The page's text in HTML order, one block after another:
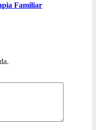
Familiar